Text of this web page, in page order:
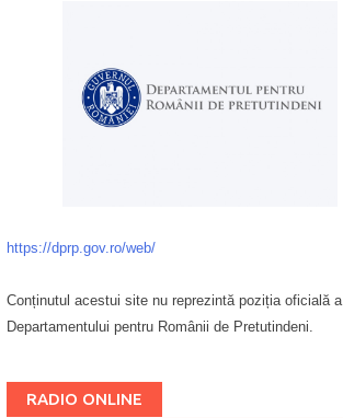
https://dprp.gov.ro/web/
Conținutul acestui site nu reprezintă poziția oficială a
Departamentului pentru Românii de Pretutindeni.
RADIO ONLINE